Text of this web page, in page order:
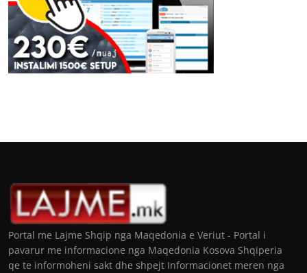
Portal me Lajme Shqip nga Maqedonia e Veriut - Portal i
pavarur me informacione nga Maqedonia Kosova Shqiperia
qe te informoheni sakt dhe shpejt Informacionet meren nga